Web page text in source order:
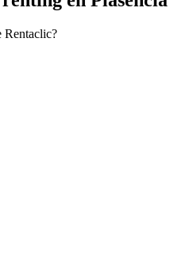
Rentaclic?